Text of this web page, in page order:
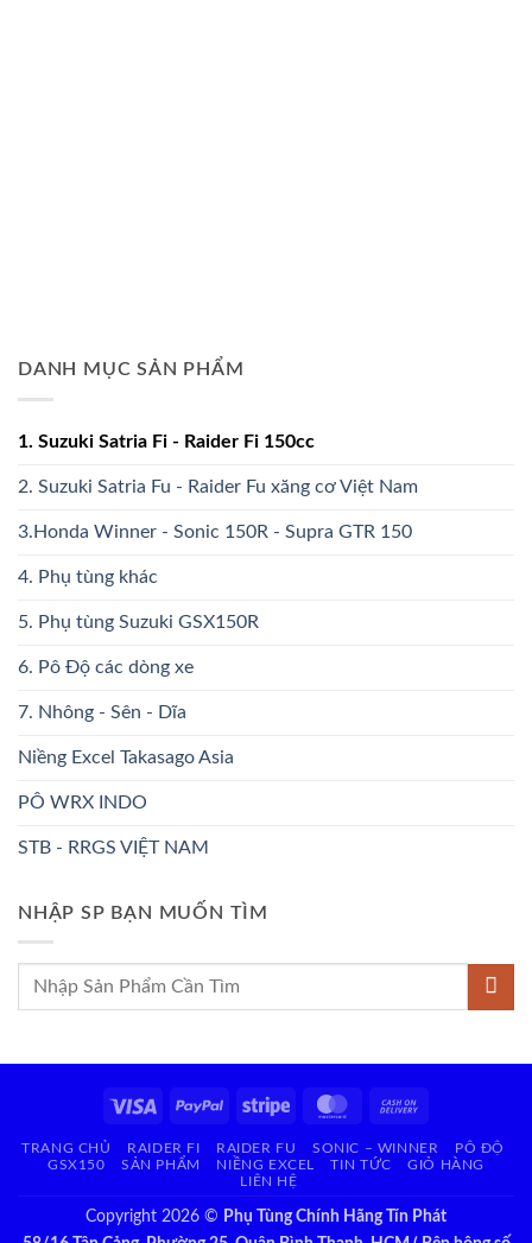
DANH MỤC SẢN PHẨM
1. Suzuki Satria Fi - Raider Fi 150cc
2. Suzuki Satria Fu - Raider Fu xăng cơ Việt Nam
3.Honda Winner - Sonic 150R - Supra GTR 150
4. Phụ tùng khác
5. Phụ tùng Suzuki GSX150R
6. Pô Độ các dòng xe
7. Nhông - Sên - Dĩa
Niềng Excel Takasago Asia
PÔ WRX INDO
STB - RRGS VIỆT NAM
NHẬP SP BẠN MUỐN TÌM
Tìm
Visa PayPal Stripe MasterCard
Delivery
TRANG CHỦ RAIDER FI RAIDER FU SONIC – WINNER
PÔ ĐỘ
GSX150
SẢN PHẨM NIỀNG EXCEL TIN TỨC
GIỎ HÀNG
LIÊN HỆ
Copyright 2026 © Phụ Tùng Chính Hãng Tín Phát